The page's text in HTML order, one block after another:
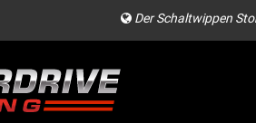
Der Schaltwippen